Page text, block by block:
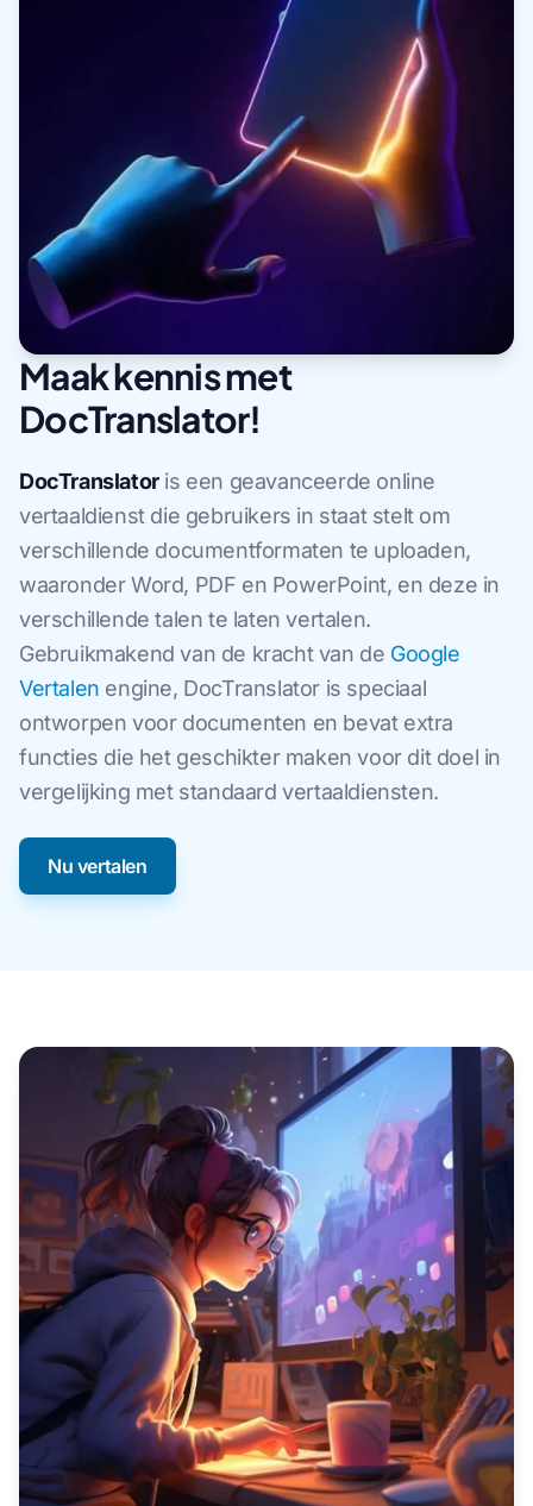
Maak kennis met
DocTranslator!
DocTranslatoris een geavanceerde online
vertaaldienst die gebruikers in staat stelt om
verschillende documentformaten te uploaden,
waaronder Word, PDF en PowerPoint, en deze in
verschillende talen te laten vertalen.
Gebruikmakend van de kracht van de Google
Vertalen engine, DocTranslator is speciaal
ontworpen voor documenten en bevat extra
functies die het geschikter maken voor dit doel in
vergelijking met standaard vertaaldiensten.
Nu vertalen